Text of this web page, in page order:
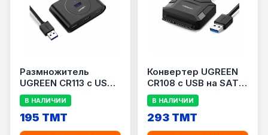
Размножитель
UGREEN CR113 с USB
на USB (4 Порта)
В НАЛИЧИИ
195 TMT
Конвертер UGREEN
CR108 с USB на SATA
(Для жестких дисков
2.5\&quot; и
3.5\&quot;)
В НАЛИЧИИ
293 TMT